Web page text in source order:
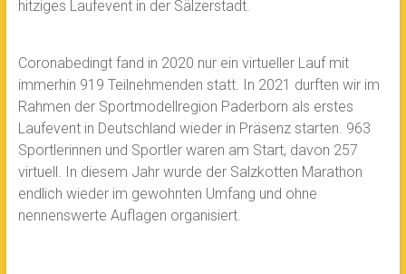
hitziges Laufevent in der Sälzerstadt.
Coronabedingt fand in 2020 nur ein virtueller Lauf mit
immerhin 919 Teilnehmenden statt. In 2021 durften wir im
Rahmen der Sportmodellregion Paderborn als erstes
Laufevent in Deutschland wieder in Präsenz starten. 963
Sportlerinnen und Sportler waren am Start, davon 257
virtuell. In diesem Jahr wurde der Salzkotten Marathon
endlich wieder im gewohnten Umfang und ohne
nennenswerte Auflagen organisiert.